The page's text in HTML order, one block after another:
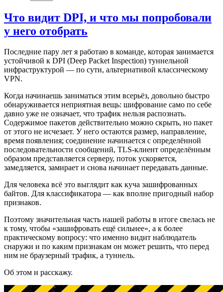
Что видит DPI, и что мы попробовали
у него отобрать
Последние пару лет я работаю в команде, которая занимается
устойчивой к DPI (Deep Packet Inspection) туннельной
инфраструктурой — по сути, альтернативой классическому
VPN.
Когда начинаешь заниматься этим всерьёз, довольно быстро
обнаруживается неприятная вещь: шифрование само по себе
давно уже не означает, что трафик нельзя распознать.
Содержимое пакетов действительно можно скрыть, но пакет
от этого не исчезает. У него остаются размер, направление,
время появления; соединение начинается с определённой
последовательности сообщений, TLS-клиент определённым
образом представляется серверу, поток ускоряется,
замедляется, замирает и снова начинает передавать данные.
Для человека всё это выглядит как куча зашифрованных
байтов. Для классификатора — как вполне пригодный набор
признаков.
Поэтому значительная часть нашей работы в итоге свелась не
к тому, чтобы «зашифровать ещё сильнее», а к более
практическому вопросу: что именно видит наблюдатель
снаружи и по каким признакам он может решить, что перед
ним не браузерный трафик, а туннель.
Об этом и расскажу.